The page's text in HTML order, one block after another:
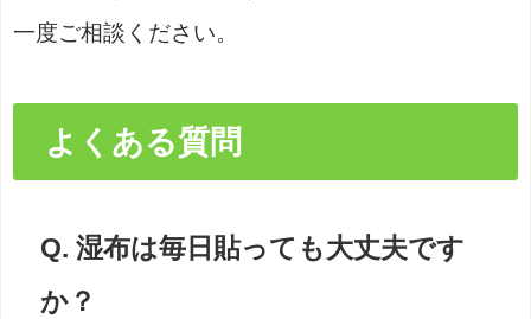
一度ご相談ください。
よくある質問
Q. 湿布は毎日貼っても大丈夫です
か？